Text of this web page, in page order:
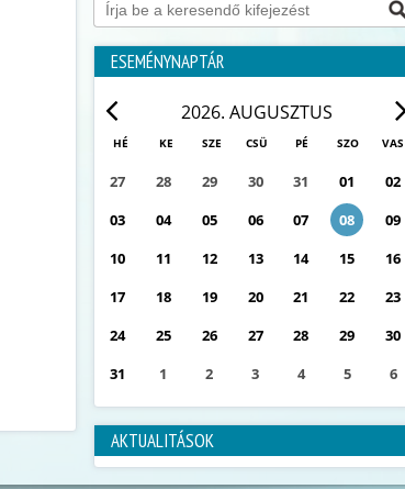
ESEMÉNYNAPTÁR
2026. AUGUSZTUS
HÉ KE SZE CSÜ PÉ SZO VAS
27 28 29 30 31 01
02
03
04 05 06 07 08
09
10
11 12 13 14 15
16
17
18 19 20 21 22
23
24
25 26 27 28 29
30
31
1 2 3 4 5 6
0ESEMÉNY
AKTUALITÁSOK